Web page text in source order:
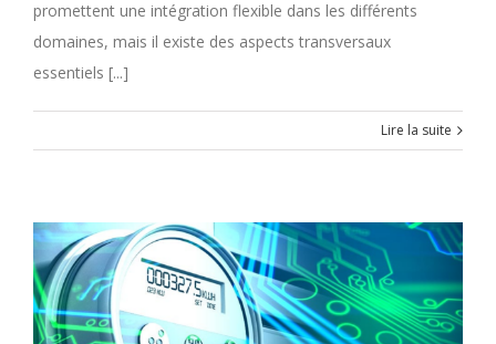
promettent une intégration flexible dans les différents
domaines, mais il existe des aspects transversaux
essentiels [...]
Lire la suite